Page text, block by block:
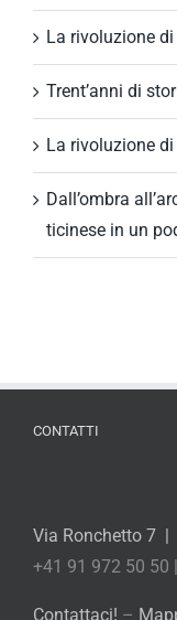
La rivoluzione
Trent’anni di
La rivoluzione
Dall’ombra
ticinese in un
CONTATTI
Via Ronchetto 7 |
+41 91 972 50 50 |
Contattaci! –